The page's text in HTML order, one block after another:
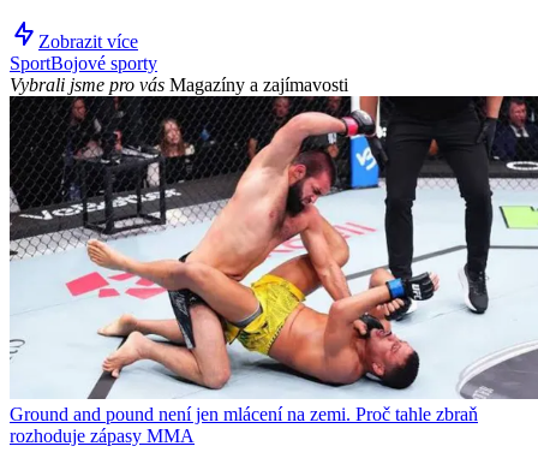
Zobrazit více
SportBojové sporty
Vybrali jsme pro vás Magazíny a zajímavosti
Ground and pound není jen mlácení na zemi. Proč tahle zbraň
rozhoduje zápasy MMA